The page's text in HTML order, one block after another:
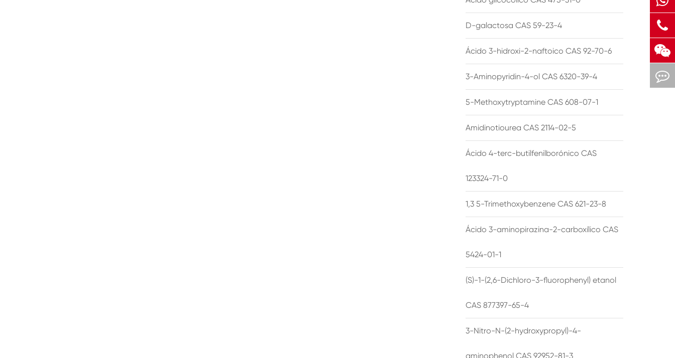
D-galactosa CAS 59-23-4
Ácido 3-hidroxi-2-naftoico CAS 92-70-6
3-Aminopyridin-4-ol CAS 6320-39-4
5-Methoxytryptamine CAS 608-07-1
Amidinotiourea CAS 2114-02-5
Ácido 4-terc-butilfenilborónico CAS
123324-71-0
1,3 5-Trimethoxybenzene CAS 621-23-8
Ácido 3-aminopirazina-2-carboxílico CAS
5424-01-1
(S)-1-(2,6-Dichloro-3-fluorophenyl) etanol
CAS 877397-65-4
3-Nitro-N-(2-hydroxypropyl)-4-
aminophenol CAS 92952-81-3